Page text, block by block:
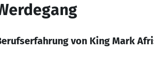
von King Mark